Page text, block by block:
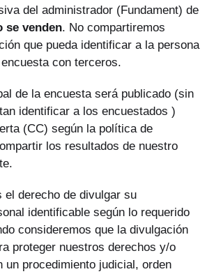
del administrador (Fundament) de
se venden. No compartiremos
que pueda identificar a la persona
con terceros.
de la encuesta será publicado (sin
identificar a los encuestados )
(CC) según la política de
los resultados de nuestro
el derecho de divulgar su
identificable según lo requerido
consideremos que la divulgación
proteger nuestros derechos y/o
un procedimiento judicial, orden